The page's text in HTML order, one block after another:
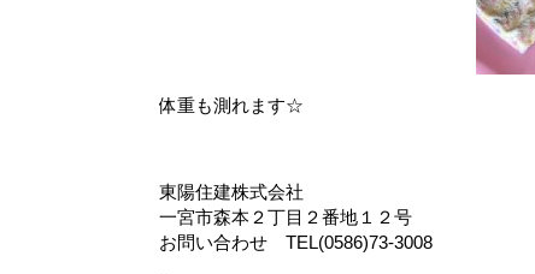
体重も測れます☆
東陽住建株式会社
一宮市森本２丁目２番地１２号
お問い合わせ TEL(0586)73-3008